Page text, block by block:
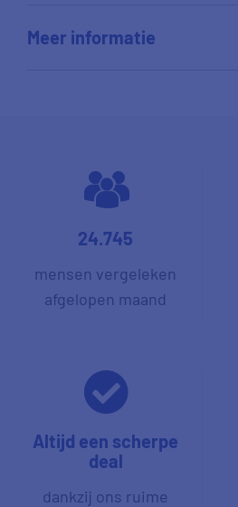
Meer informatie
24.745
mensen vergeleken
afgelopen maand
Altijd een scherpe
deal
dankzij ons ruime